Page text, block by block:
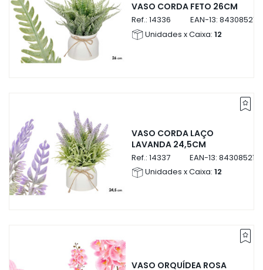
VASO CORDA FETO 26CM
Ref.: 14336 EAN-13:
Unidades x Caixa: 12
VASO CORDA LAÇO
LAVANDA 24,5CM
Ref.: 14337 EAN-13:
Unidades x Caixa: 12
VASO ORQUÍDEA ROSA